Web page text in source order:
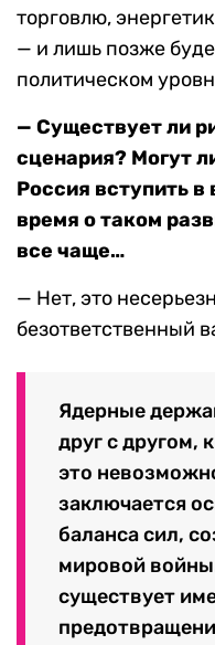
торговлю,
— и лишь позже
политическом
— Существует ли
сценария? Могут
Россия вступить
время о таком
все чаще…
— Нет, это
безответственный
Ядерные
друг с другом,
это
заключается
баланса сил,
мировой
существует